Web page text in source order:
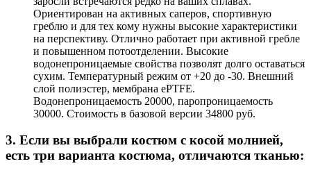
Ориентирован на активных саперов, спортивную
греблю и для тех кому нужны высокие характеристики
на перспективу. Отлично работает при активной гребле
и повышенном потоотделении. Высокие
водонепроницаемые свойства позволят долго оставаться
сухим. Температурный режим от +20 до -30. Внешний
слой полиэстер, мембрана ePTFE.
Водонепроницаемость 20000, паропроницаемость
30000. Стоимость в базовой версии 34800 руб.
3. Если вы выбрали костюм с косой молнией,
есть три варианта костюма, отличаются тканью: